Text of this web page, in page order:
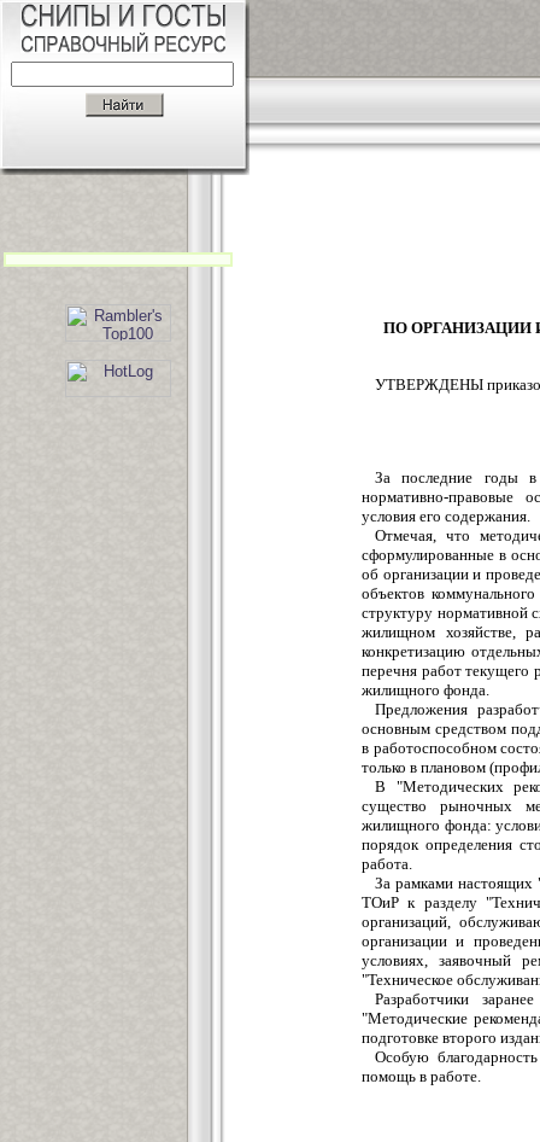
ПО
УТВЕРЖДЕНЫ приказом
За последние годы в
нормативно-правовые
условия его содержания.
Отмечая, что
сформулированные в
об организации и
объектов
структуру нормативной
жилищном хозяйстве,
конкретизацию
перечня работ текущего
жилищного фонда.
Предложения
основным средством
в работоспособном
только в плановом
В "Методических
существо рыночных
жилищного фонда:
порядок определения
работа.
За рамками настоящих
ТОиР к разделу
организаций,
организации и
условиях, заявочный
"Техническое
Разработчики
"Методические
подготовке второго
Особую
помощь в работе.